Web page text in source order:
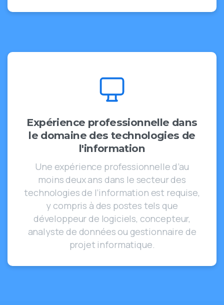
Expérience professionnelle dans
le domaine des technologies de
l'information
Une expérience professionnelle d’au
moins deux ans dans le secteur des
technologies de l’information est requise,
y compris à des postes tels que
développeur de logiciels, concepteur,
analyste de données ou gestionnaire de
projet informatique.